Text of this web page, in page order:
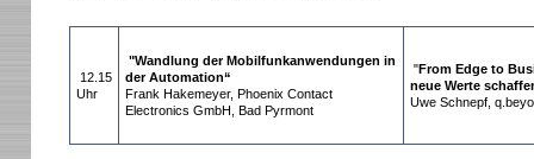
12.15
Uhr
"Wandlung der Mobilfunkanwendungen in
der Automation“
Frank Hakemeyer, Phoenix Contact
Electronics GmbH, Bad Pyrmont
"From Edge to
neue Werte
Uwe Schnepf,